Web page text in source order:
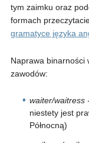
tym zaimku oraz
formach
gramatyce języka
Naprawa binarności
zawodów:
waiter/waitress
niestety jest
Północną)